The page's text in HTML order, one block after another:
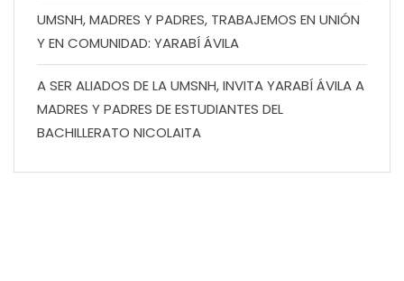
UMSNH, MADRES Y PADRES, TRABAJEMOS EN UNIÓN
Y EN COMUNIDAD: YARABÍ ÁVILA
A SER ALIADOS DE LA UMSNH, INVITA YARABÍ ÁVILA A
MADRES Y PADRES DE ESTUDIANTES DEL
BACHILLERATO NICOLAITA